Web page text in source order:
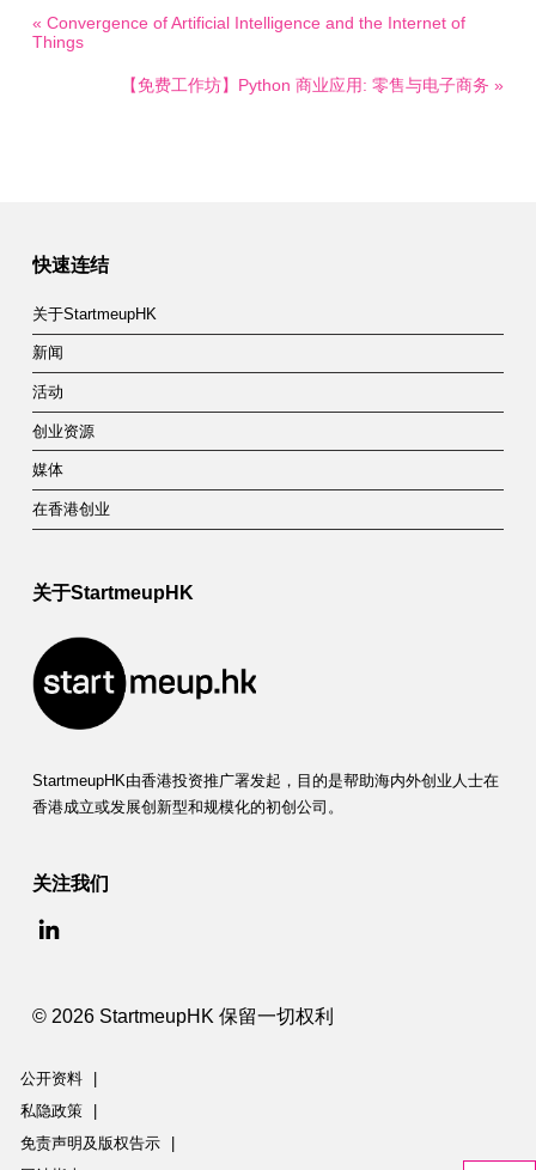
« Convergence of Artificial Intelligence and the Internet of
Things
【免费工作坊】Python 商业应用: 零售与电子商务 »
快速连结
关于StartmeupHK
新闻
活动
创业资源
媒体
在香港创业
关于StartmeupHK
StartmeupHK由香港投资推广署发起，目的是帮助海内外创业人士在
香港成立或发展创新型和规模化的初创公司。
关注我们
© 2026 StartmeupHK 保留一切权利
公开资料
私隐政策
免责声明及版权告示